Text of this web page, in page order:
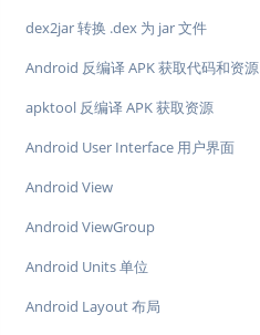
dex2jar 转换 .dex 为 jar 文件
Android 反编译 APK 获取代码和资源
apktool 反编译 APK 获取资源
Android User Interface 用户界面
Android View
Android ViewGroup
Android Units 单位
Android Layout 布局